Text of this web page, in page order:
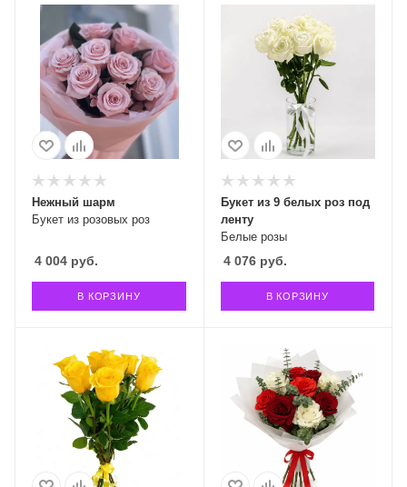
Букет из розовых роз
Нежный шарм
4 004 руб.
В КОРЗИНУ
Белые розы
Букет из 9 белых роз под
ленту
4 076руб.
В КОРЗИНУ